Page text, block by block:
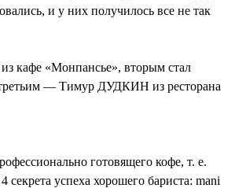
и у них получилось все не так
кафе «Монпансье», вторым стал
— Тимур ДУДКИН из ресторана
готовящего кофе, т. е.
успеха хорошего бариста: mani